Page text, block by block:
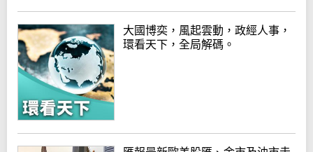
大國博奕，風起雲動，政經人事，
環看天下，全局解碼。